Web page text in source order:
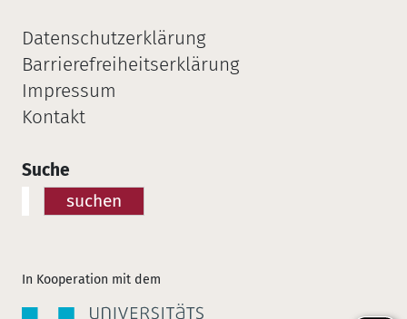
Datenschutzerklärung
Barrierefreiheitserklärung
Impressum
Kontakt
Suche
suchen
In Kooperation mit dem